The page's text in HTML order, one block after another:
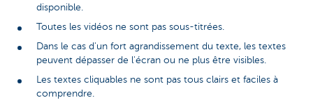
disponible.
Toutes les vidéos ne sont pas sous-titrées.
Dans le cas d'un fort agrandissement du texte, les textes
peuvent dépasser de l'écran ou ne plus être visibles.
Les textes cliquables ne sont pas tous clairs et faciles à
comprendre.